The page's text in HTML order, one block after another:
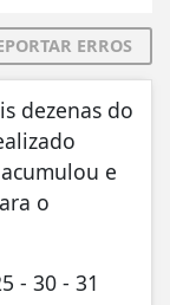
ERROS
dezenas do
e
o
- 30 - 31